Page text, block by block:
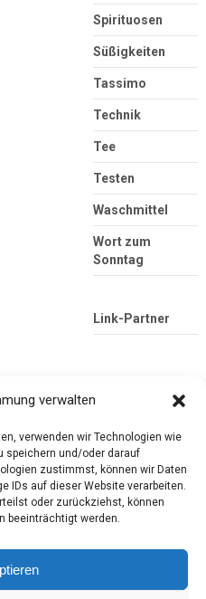
Spirituosen
Süßigkeiten
Tassimo
Technik
Tee
Testen
Waschmittel
Wort zum
Sonntag
Link-Partner
und Alltag
verwalten
verwenden wir Technologien wie
speichern und/oder darauf
zustimmst, können wir Daten
IDs auf dieser Website verarbeiten.
oder zurückziehst, können
beeinträchtigt werden.
verlassen